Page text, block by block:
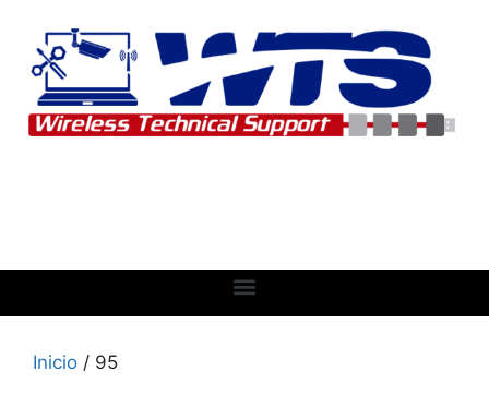
Inicio / 95